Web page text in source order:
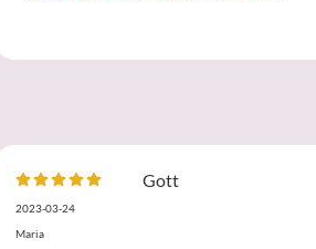
2023-03-24
Maria
Gott